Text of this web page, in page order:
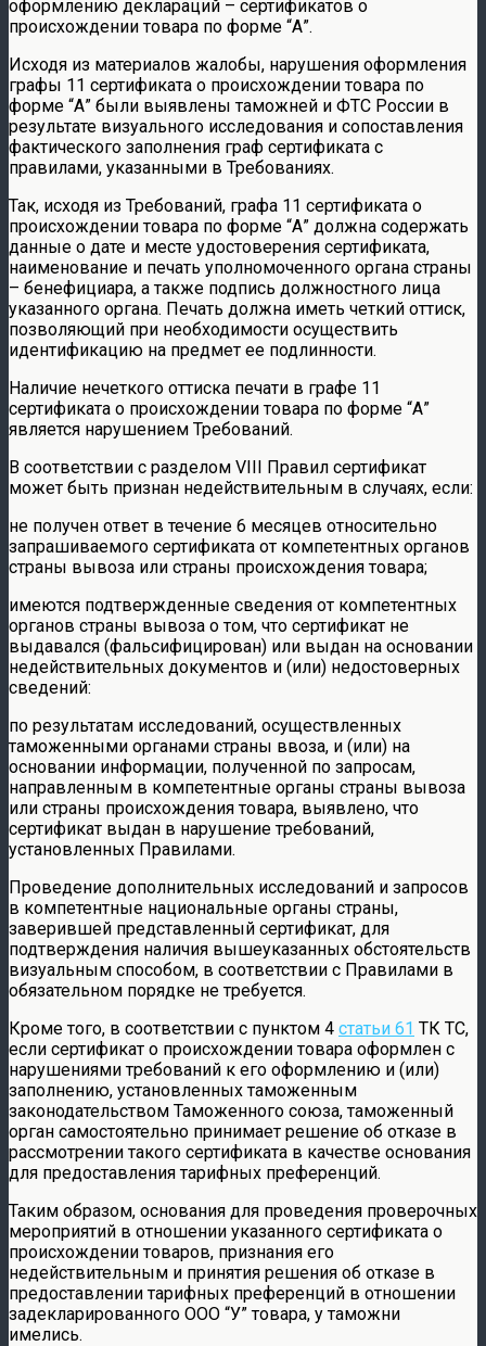
оформлению деклараций – сертификатов о
происхождении товара по форме “А”.
Исходя из материалов жалобы, нарушения оформления
графы 11 сертификата о происхождении товара по
форме “А” были выявлены таможней и ФТС России в
результате визуального исследования и сопоставления
фактического заполнения граф сертификата с
правилами, указанными в Требованиях.
Так, исходя из Требований, графа 11 сертификата о
происхождении товара по форме “А” должна содержать
данные о дате и месте удостоверения сертификата,
наименование и печать уполномоченного органа страны
– бенефициара, а также подпись должностного лица
указанного органа. Печать должна иметь четкий оттиск,
позволяющий при необходимости осуществить
идентификацию на предмет ее подлинности.
Наличие нечеткого оттиска печати в графе 11
сертификата о происхождении товара по форме “А”
является нарушением Требований.
В соответствии с разделом VIII Правил сертификат
может быть признан недействительным в случаях, если:
не получен ответ в течение 6 месяцев относительно
запрашиваемого сертификата от компетентных органов
страны вывоза или страны происхождения товара;
имеются подтвержденные сведения от компетентных
органов страны вывоза о том, что сертификат не
выдавался (фальсифицирован) или выдан на основании
недействительных документов и (или) недостоверных
сведений:
по результатам исследований, осуществленных
таможенными органами страны ввоза, и (или) на
основании информации, полученной по запросам,
направленным в компетентные органы страны вывоза
или страны происхождения товара, выявлено, что
сертификат выдан в нарушение требований,
установленных Правилами.
Проведение дополнительных исследований и запросов
в компетентные национальные органы страны,
заверившей представленный сертификат, для
подтверждения наличия вышеуказанных обстоятельств
визуальным способом, в соответствии с Правилами в
обязательном порядке не требуется.
Кроме того, в соответствии с пунктом 4 статьи 61 ТК ТС,
если сертификат о происхождении товара оформлен с
нарушениями требований к его оформлению и (или)
заполнению, установленных таможенным
законодательством Таможенного союза, таможенный
орган самостоятельно принимает решение об отказе в
рассмотрении такого сертификата в качестве основания
для предоставления тарифных преференций.
Таким образом, основания для проведения проверочных
мероприятий в отношении указанного сертификата о
происхождении товаров, признания его
недействительным и принятия решения об отказе в
предоставлении тарифных преференций в отношении
задекларированного ООО “У” товара, у таможни
имелись.